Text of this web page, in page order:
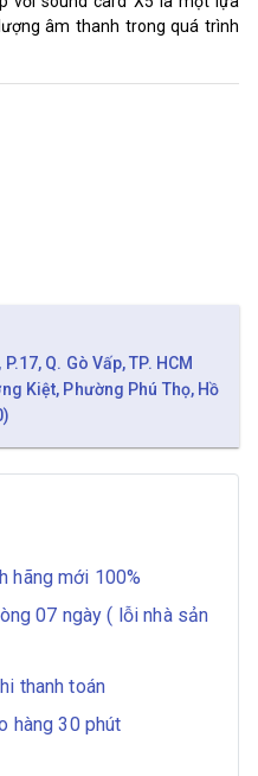
âm thanh trong quá trình
Q. Gò Vấp, TP. HCM
Kiệt, Phường Phú Thọ, Hồ
hãng mới 100%
07 ngày ( lỗi nhà sản
thanh toán
hàng 30 phút